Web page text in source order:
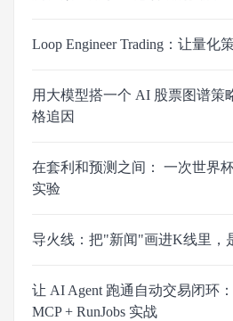
Loop Engineer Trading：让量化
用大模型搭一个 AI 股票图谱策
格追因
在套利和预测之间： 一次世界
实验
导火线：把"新闻"画进K线里，
让 AI Agent 跑通自动交易闭环
MCP + RunJobs 实战